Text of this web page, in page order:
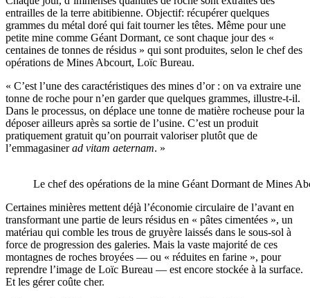
entrailles de la terre abitibienne. Objectif: récupérer quelques
grammes du métal doré qui fait tourner les têtes. Même pour une
petite mine comme Géant Dormant, ce sont chaque jour des «
centaines de tonnes de résidus » qui sont produites, selon le chef des
opérations de Mines Abcourt, Loïc Bureau.
« C’est l’une des caractéristiques des mines d’or : on va extraire une
tonne de roche pour n’en garder que quelques grammes, illustre-t-il.
Dans le processus, on déplace une tonne de matière rocheuse pour la
déposer ailleurs après sa sortie de l’usine. C’est un produit
pratiquement gratuit qu’on pourrait valoriser plutôt que de
l’emmagasinerad vitam aeternam. »
Le chef des opérations de la mine Géant Dormant de Mines
Certaines minières mettent déjà l’économie circulaire de l’avant en
transformant une partie de leurs résidus en « pâtes cimentées », un
matériau qui comble les trous de gruyère laissés dans le sous-sol à
force de progression des galeries. Mais la vaste majorité de ces
montagnes de roches broyées — ou « réduites en farine », pour
reprendre l’image de Loïc Bureau — est encore stockée à la surface.
Et les gérer coûte cher.